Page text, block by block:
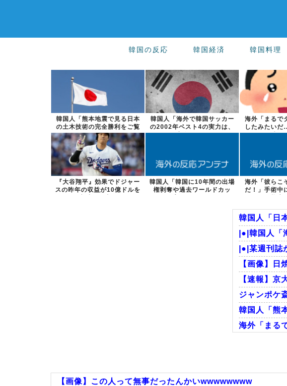
韓国の反応 韓国経済 韓国料理
韓国人「熊本地震で見る日本
の土木技術の完全勝利をご覧
ください」→...
韓国人「海外で韓国サッカー
の2002年ベスト4の実力は、
実際には...
海外「まるで
したみたい
戸時代
『大谷翔平』効果でドジャー
スの昨年の収益が10億ドルを
韓国人「韓国に10年間の出場
権剥奪や過去ワールドカッ
海外「彼らこ
だ！」手術中
韓国人「日
|●|韓国人「
|●|某週刊誌
【画像】日
【速報】京
ジャンポケ
韓国人「熊
海外「まる
外国人「日
【画像】この人って無事だったんかいwwwwwwww